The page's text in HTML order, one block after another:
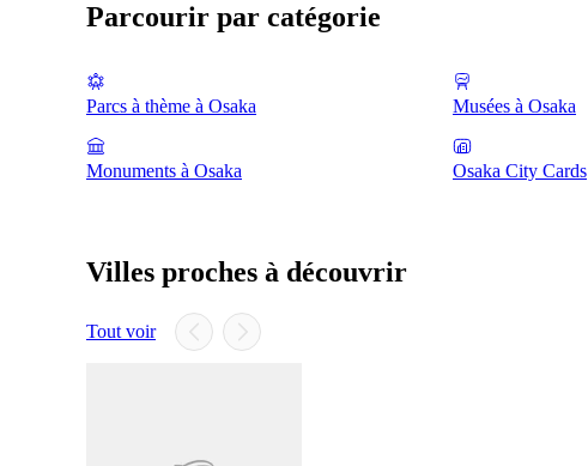
Parcourir par catégorie
Parcs à thème à Osaka Musées à Osaka
Monuments à Osaka Osaka City Cards
Villes proches à découvrir
Tout voir